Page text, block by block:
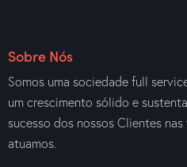
Sobre Nós
Somos uma sociedade full
um crescimento sólido e
sucesso dos nossos Clientes
atuamos.